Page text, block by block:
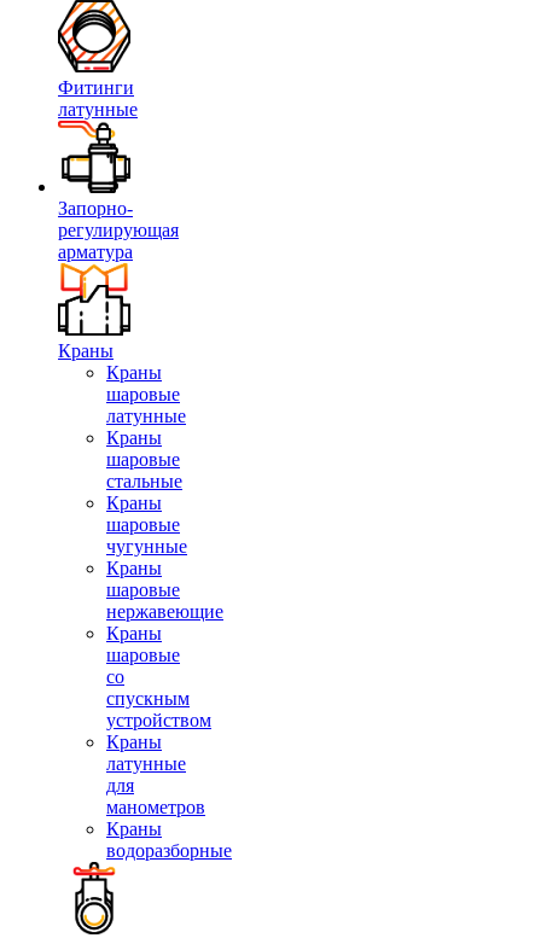
Фитинги
латунные
Запорно-
регулирующая
арматура
Краны
Краны
шаровые
латунные
Краны
шаровые
стальные
Краны
шаровые
чугунные
Краны
шаровые
нержавеющие
Краны
шаровые
со
спускным
устройством
Краны
латунные
для
манометров
Краны
водоразборные